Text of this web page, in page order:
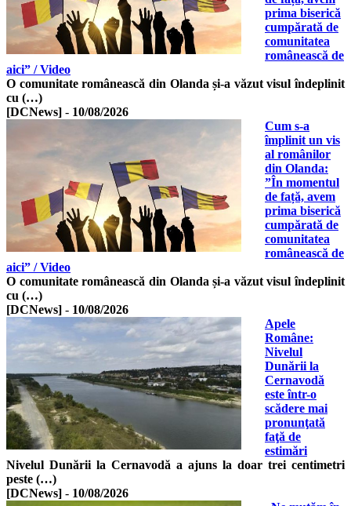
prima biserică
cumpărată de
comunitatea
românească de
aici” / Video
O comunitate românească din Olanda și-a văzut visul îndeplinit
cu (…)
[DCNews] - 10/08/2026
Cum s-a
împlinit un vis
al românilor
din Olanda:
”În momentul
de față, avem
prima biserică
cumpărată de
comunitatea
românească de
aici” / Video
O comunitate românească din Olanda și-a văzut visul îndeplinit
cu (…)
[DCNews] - 10/08/2026
Apele
Române:
Nivelul
Dunării la
Cernavodă
este într-o
scădere mai
pronunţată
faţă de
estimări
Nivelul Dunării la Cernavodă a ajuns la doar trei centimetri
peste (…)
[DCNews] - 10/08/2026